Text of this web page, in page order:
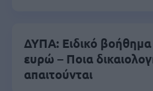
ΔΥΠΑ: Ειδικό βοήθημα
ευρώ – Ποια
απαιτούνται